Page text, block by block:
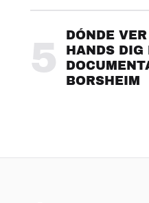
5
DÓNDE
HANDS DIG
BORSHEIM